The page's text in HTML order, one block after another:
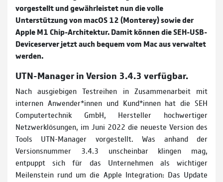
vorgestellt und gewährleistet nun die volle
Unterstützung von macOS 12 (Monterey) sowie der
Apple M1 Chip-Architektur. Damit können die SEH-USB-
Deviceserver jetzt auch bequem vom Mac aus verwaltet
werden.
UTN-Manager in Version 3.4.3 verfügbar.
Nach ausgiebigen Testreihen in Zusammenarbeit mit
internen Anwender*innen und Kund*innen hat die SEH
Computertechnik GmbH, Hersteller hochwertiger
Netzwerklösungen, im Juni 2022 die neueste Version des
Tools UTN-Manager vorgestellt. Was anhand der
Versionsnummer 3.4.3 unscheinbar klingen mag,
entpuppt sich für das Unternehmen als wichtiger
Meilenstein rund um die Apple Integration: Das Update